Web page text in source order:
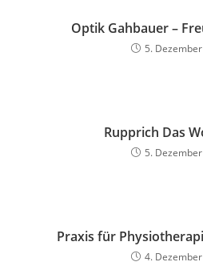
Optik Gahbauer –
5.
Rupprich Das
5.
Praxis für
4.